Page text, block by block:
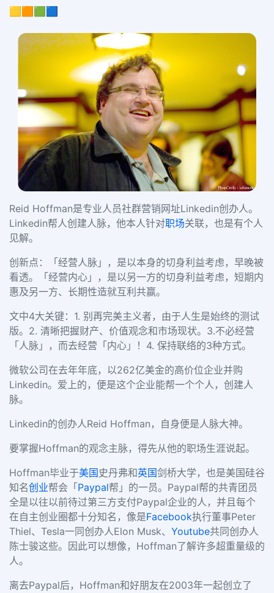
🟨🟧🟩🟦
Reid Hoffman是专业人员社群营销网址Linkedin创办人。
Linkedin帮人创建人脉，他本人针对职场关联，也是有个人
见解。
创新点：「经营人脉」，是以本身的切身利益考虑，早晚被
看透。「经营内心」，是以另一方的切身利益考虑，短期内
惠及另一方、长期性造就互利共赢。
文中4大关键：1. 别再完美主义者，由于人生是始终的测试
版。2. 清晰把握财产、价值观念和市场现状。3.不必经营
「人脉」，而去经营「内心」！4. 保持联络的3种方式。
微软公司在去年年底，以262亿美金的高价位企业并购
Linkedin。爱上的，便是这个企业能帮一个个人，创建人
脉。
Linkedin的创办人Reid Hoffman，自身便是人脉大神。
要掌握Hoffman的观念主脉，得先从他的职场生涯说起。
Hoffman毕业于美国 史丹弗和英国剑桥大学，也是美国硅谷
知名创业帮会「 Paypal帮」的一员。Paypal帮的共青团员
全是以往以前待过第三方支付Paypal企业的人，并且每个
在自主创业圈都十分知名，像是Facebook执行董事Peter
Thiel、Tesla一同创办人Elon Musk、 Youtube共同创办人
陈士骏这些。因此可以想像，Hoffman了解许多超重量级的
人。
离去Paypal后，Hoffman和好朋友在2003年一起创立了